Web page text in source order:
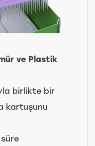
ve Plastik
birlikte bir
kartuşunu